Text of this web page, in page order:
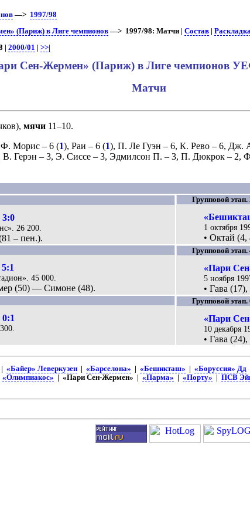
—> 1997/98
(Париж) в Лиге чемпионов —> 1997/98: Матчи |Состав |Раскладка
|2000/01 |>>|
Сен-Жермен» (Париж) в Лиге чемпионов
Матчи
мячи 11–10.
Ф. Морис – 6 (1), Раи – 6 (1), П. Ле Гуэн – 6, К. Рево – 6, Дж.
В. Герэн – 3, Э. Сиссе – 3, Эдмилсон П. – 3, П. Дюкрок – 2,
3:0
26 200.
– пен.).
Групповой этап.
1 октября
• Октай
45 000.
(50) — Симоне (48).
Групповой этап.
«Пари
5 ноября
• Гава
Групповой этап.
«Пари
10 декабря
• Гава
| «Байер» Леверкузен| «Барселона» | «Бешикташ» | «Боруссия» Дд
«Олимпиакос» | «Пари Сен-Жермен» | «Парма» | «Порту» | ПСВ